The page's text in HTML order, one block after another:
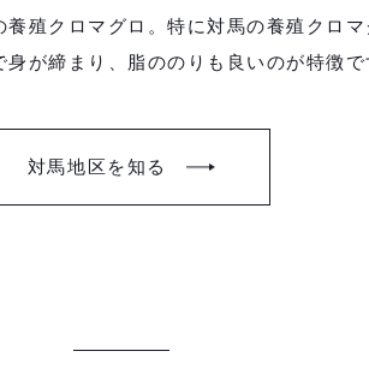
殖クロマグロ。特に対馬の養殖クロ
が締まり、脂ののりも良いのが特徴で
対馬地区を知る